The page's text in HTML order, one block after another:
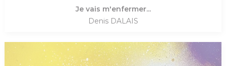
Je vais m'enfermer...
Denis DALAIS